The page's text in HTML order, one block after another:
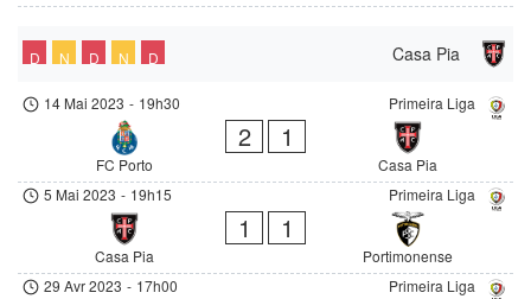
Casa Pia
D N D N D
Primeira Liga
14 Mai 2023 - 19h30
FC Porto
2 1
Casa Pia
Primeira Liga
5 Mai 2023 - 19h15
Casa Pia
1 1
Portimonense
Primeira Liga
29 Avr 2023 - 17h00